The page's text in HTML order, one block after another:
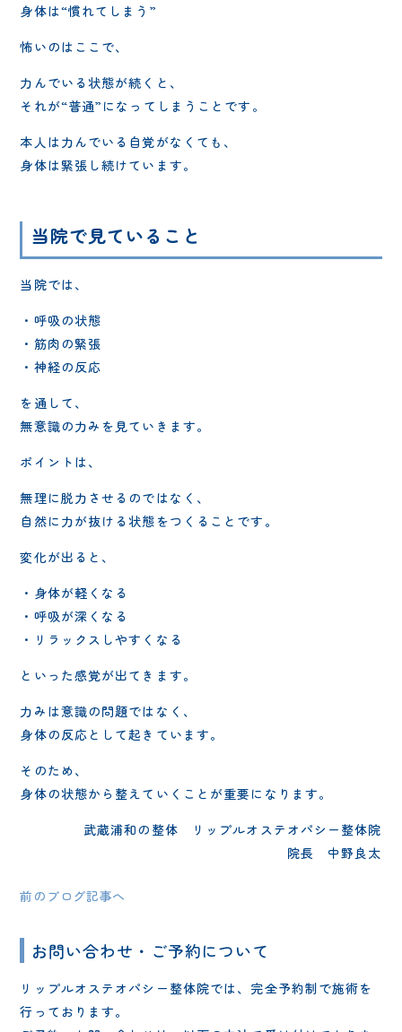
身体は“慣れてしまう”
怖いのはここで、
力んでいる状態が続くと、
それが“普通”になってしまうことです。
本人は力んでいる自覚がなくても、
身体は緊張し続けています。
当院で見ていること
当院では、
・呼吸の状態
・筋肉の緊張
・神経の反応
を通して、
無意識の力みを見ていきます。
ポイントは、
無理に脱力させるのではなく、
自然に力が抜ける状態をつくることです。
変化が出ると、
・身体が軽くなる
・呼吸が深くなる
・リラックスしやすくなる
といった感覚が出てきます。
力みは意識の問題ではなく、
身体の反応として起きています。
そのため、
身体の状態から整えていくことが重要になります。
武蔵浦和の整体 リップルオステオパシー整体院
院長 中野良太
前のブログ記事へ
お問い合わせ・ご予約について
リップルオステオパシー整体院では、完全予約制で施術を
行っております。